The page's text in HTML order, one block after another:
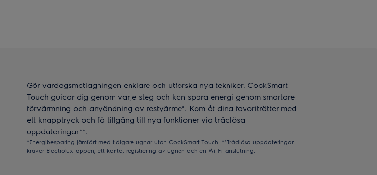
Gör vardagsmatlagningen enklare och utforska nya tekniker. CookSmart
Touch guidar dig genom varje steg och kan spara energi genom smartare
förvärmning och användning av restvärme*. Kom åt dina favoriträtter med
ett knapptryck och få tillgång till nya funktioner via trådlösa
uppdateringar**.
*Energibesparing jämfört med tidigare ugnar utan CookSmart Touch. **Trådlösa uppdateringar
kräver Electrolux-appen, ett konto, registrering av ugnen och en Wi-Fi-anslutning.